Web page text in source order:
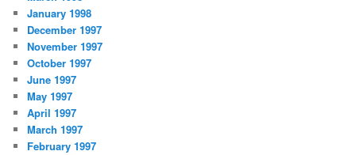
January 1998
December 1997
November 1997
October 1997
June 1997
May 1997
April 1997
March 1997
February 1997